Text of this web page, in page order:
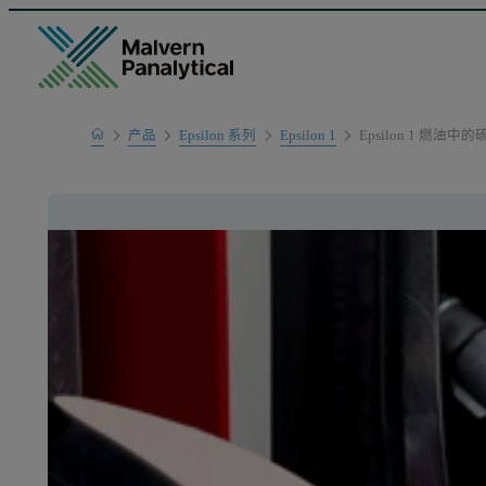
Home产品
产品系列
Epsilon 系列 Epsilon 1 Epsilon 1 燃油中的